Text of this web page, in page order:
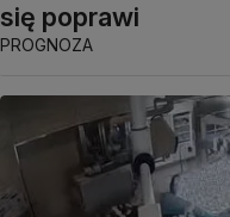
się poprawi
PROGNOZA